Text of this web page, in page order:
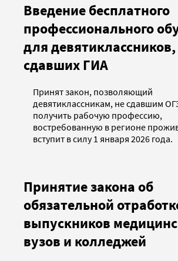
Введение бесплатного
профессионального
для
сдавших ГИА
Принят закон, позволяющий
девятиклассникам, не сдавшим
получить рабочую профессию,
востребованную в регионе
вступит в силу 1 января 2026 года.
Принятие закона об
обязательной
выпускников
вузов и колледжей